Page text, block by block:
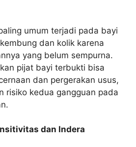
umum terjadi pada bayi
dan kolik karena
yang belum sempurna.
pijat bayi terbukti bisa
dan pergerakan usus,
risiko kedua gangguan pada
dan Indera